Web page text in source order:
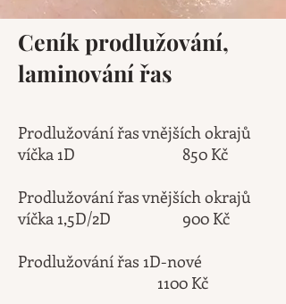
Ceník prodlužování,
laminování řas
Prodlužování řas vnějších okrajů
víčka 1D 850 Kč
Prodlužování řas vnějších okrajů
víčka 1,5D/2D 900 Kč
Prodlužování řas 1D-nové
1100 Kč